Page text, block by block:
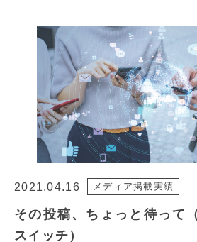
2021.04.16 メディア掲載実績
その投稿、ちょっと待っ
スイッチ）